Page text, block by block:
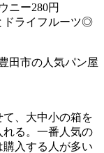
ニー280円
ドライフルーツ◎
、大中小の箱を
れる。一番人気の
入する人が多い